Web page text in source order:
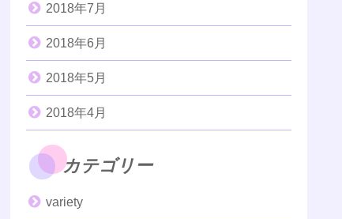
2018年7月
2018年6月
2018年5月
2018年4月
カテゴリー
variety